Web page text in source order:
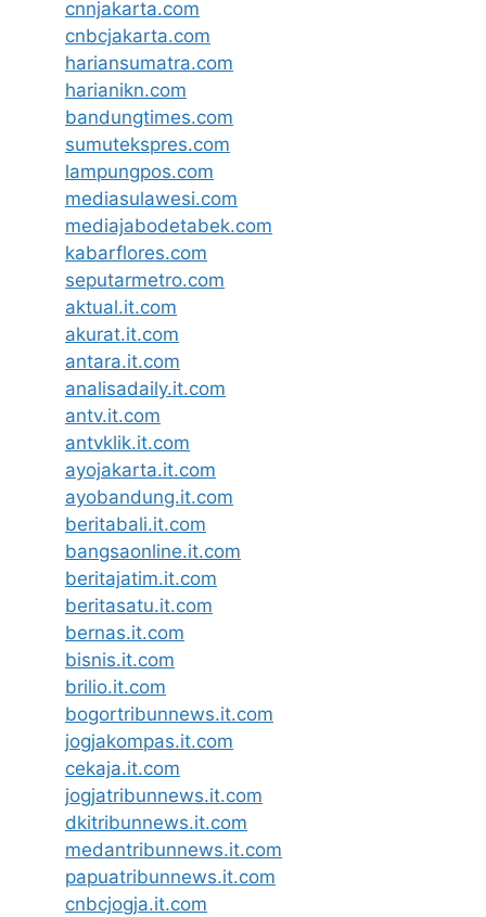
cnnjakarta.com
cnbcjakarta.com
hariansumatra.com
harianikn.com
bandungtimes.com
sumutekspres.com
lampungpos.com
mediasulawesi.com
mediajabodetabek.com
kabarflores.com
seputarmetro.com
aktual.it.com
akurat.it.com
antara.it.com
analisadaily.it.com
antv.it.com
antvklik.it.com
ayojakarta.it.com
ayobandung.it.com
beritabali.it.com
bangsaonline.it.com
beritajatim.it.com
beritasatu.it.com
bernas.it.com
bisnis.it.com
brilio.it.com
bogortribunnews.it.com
jogjakompas.it.com
cekaja.it.com
jogjatribunnews.it.com
dkitribunnews.it.com
medantribunnews.it.com
papuatribunnews.it.com
cnbcjogja.it.com